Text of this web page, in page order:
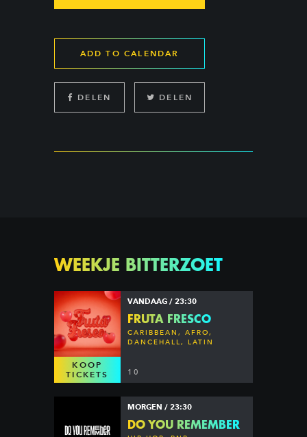
ADD TO CALENDAR
DELEN DELEN
WEEKJE BITTERZOET
KOOP
TICKETS
VANDAAG / 23:30
FRUTA FRESCO
CARIBBEAN, AFRO,
DANCEHALL, LATIN
10
MORGEN / 23:30
DO YOU REMEMBER